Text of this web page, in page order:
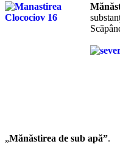
„Mănăstirea de sub apă”.